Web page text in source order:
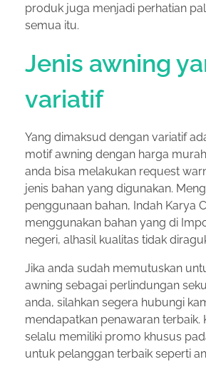
produk juga menjadi perhatian
semua itu.
Jenis awning
variatif
Yang dimaksud dengan variatif
motif awning dengan harga
anda bisa melakukan request
jenis bahan yang digunakan.
penggunaan bahan, Indah Karya
menggunakan bahan yang di
negeri, alhasil kualitas tidak
Jika anda sudah memutuskan
awning sebagai perlindungan
anda, silahkan segera hubungi
mendapatkan penawaran terbaik.
selalu memiliki promo khusus
untuk pelanggan terbaik seperti